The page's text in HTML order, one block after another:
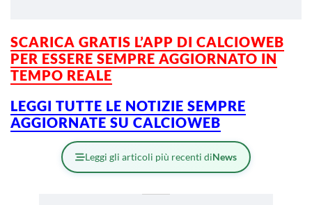
SCARICA GRATIS L’APP DI CALCIOWEB
PER ESSERE SEMPRE AGGIORNATO IN
TEMPO REALE
LEGGI TUTTE LE NOTIZIE SEMPRE
AGGIORNATE SU CALCIOWEB
Leggi gli articoli più recenti diNews